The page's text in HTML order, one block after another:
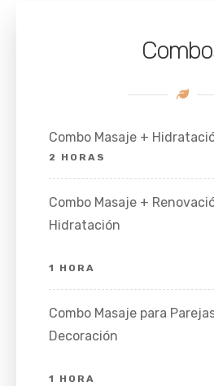
Combo Masaje +
2 HORAS
Combo Masaje +
Hidratación
1 HORA
Combo Masaje para
Decoración
1 HORA